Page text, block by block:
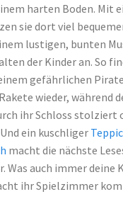
harten Boden. Mit
sie dort viel
lustigen, bunten
der Kinder an. So
gefährlichen
wieder, während
ihr Schloss stolziert
ein kuschliger
macht die nächste
Was auch immer deine
ihr Spielzimmer